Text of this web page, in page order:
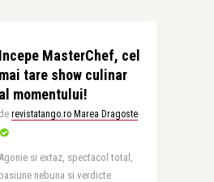
Incepe MasterChef, cel
mai tare show culinar
al momentului!
de revistatango.ro Marea Dragoste
Agonie si extaz, spectacol total,
pasiune nebuna si verdicte